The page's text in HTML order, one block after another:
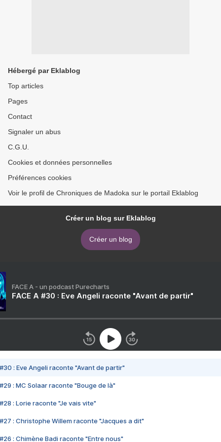
Hébergé par Eklablog
Top articles
Pages
Contact
Signaler un abus
C.G.U.
Cookies et données personnelles
Préférences cookies
Voir le profil de Chroniques de Madoka sur le portail Eklablog
Créer un blog sur Eklablog
Créer un blog
FACE A - un podcast Purecharts
FACE A #30 : Eve Angeli raconte "Avant de partir"
#30 : Eve Angeli raconte "Avant de partir"
#29 : MC Solaar raconte "Bouge de là"
#28 : Lorie raconte "Je vais vite"
#27 : Christophe Willem raconte "Jacques a dit"
#26 : Chimène Badi raconte "Entre nous"